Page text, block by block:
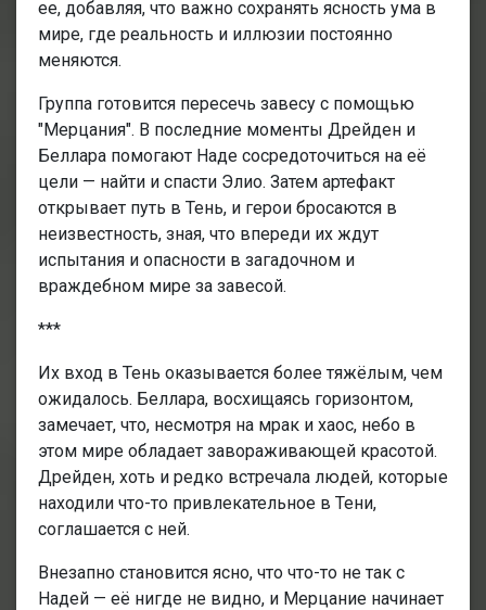
ее, добавляя, что важно сохранять ясность ума в
мире, где реальность и иллюзии постоянно
меняются.
Группа готовится пересечь завесу с помощью
"Мерцания". В последние моменты Дрейден и
Беллара помогают Наде сосредоточиться на её
цели — найти и спасти Элио. Затем артефакт
открывает путь в Тень, и герои бросаются в
неизвестность, зная, что впереди их ждут
испытания и опасности в загадочном и
враждебном мире за завесой.
***
Их вход в Тень оказывается более тяжёлым, чем
ожидалось. Беллара, восхищаясь горизонтом,
замечает, что, несмотря на мрак и хаос, небо в
этом мире обладает завораживающей красотой.
Дрейден, хоть и редко встречала людей, которые
находили что-то привлекательное в Тени,
соглашается с ней.
Внезапно становится ясно, что что-то не так с
Надей — её нигде не видно, и Мерцание начинает